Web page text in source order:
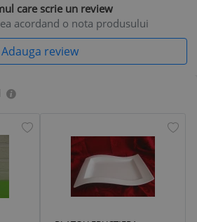
care scrie un review
acordand o nota produsului
Adauga review